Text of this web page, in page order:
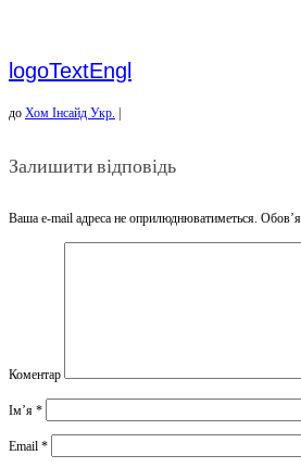
logoTextEngl
до Хом Інсайд Укр.
Залишити відповідь
Ваша e-mail адреса не оприлюднюватиметься.
Коментар
Ім’я *
Email *